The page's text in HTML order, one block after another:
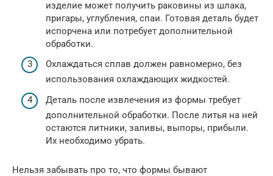
изделие может получить раковины из шлака,
пригары, углубления, спаи. Готовая деталь будет
испорчена или потребует дополнительной
обработки.
Охлаждаться сплав должен равномерно, без
использования охлаждающих жидкостей.
Деталь после извлечения из формы требует
дополнительной обработки. После литья на ней
остаются литники, заливы, выпоры, прибыли.
Их необходимо убрать.
Нельзя забывать про то, что формы бывают